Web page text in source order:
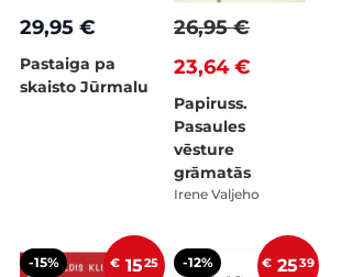
29,95 €
Pastaiga pa
skaisto Jūrmalu
23,64 €
26,95 €
Papiruss.
Pasaules
vēsture
grāmatās
Irene Valjeho
-15% € 1525 -12% € 2539